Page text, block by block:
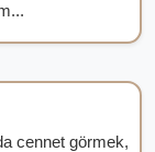
cennet görmek,